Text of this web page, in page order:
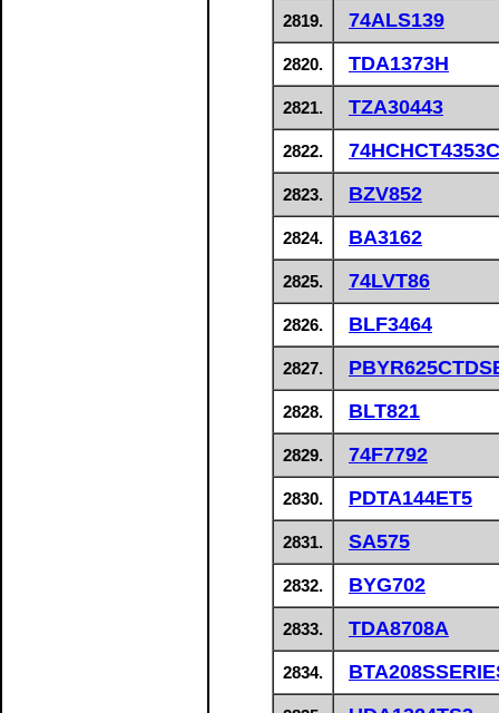
2819. 74ALS139
2820. TDA1373H
2821. TZA30443
2822.
2823. BZV852
2824. BA3162
2825. 74LVT86
2826. BLF3464
2827.
2828. BLT821
2829. 74F7792
2830. PDTA144ET5
2831. SA575
2832. BYG702
2833. TDA8708A
2834.